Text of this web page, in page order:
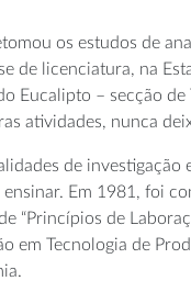
os estudos de
de licenciatura, na
Eucalipto – secção de
atividades, nunca
de investigação
Em 1981, foi
“Princípios de
em Tecnologia de